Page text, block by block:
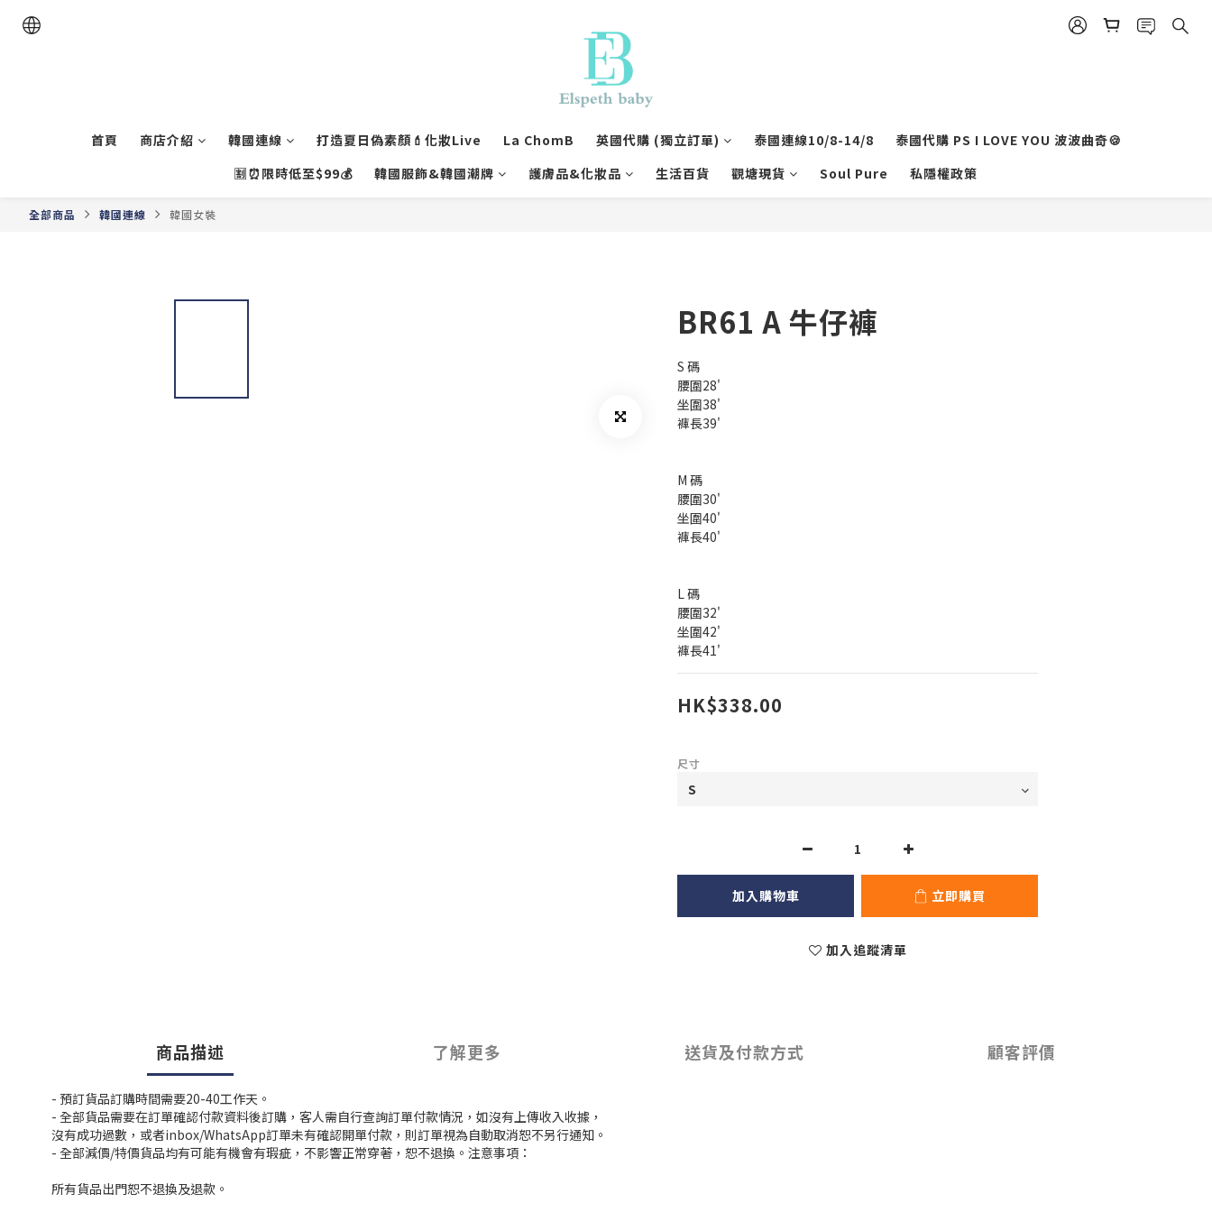
首頁 商店介紹 韓國連線 打造夏日偽素顏💄化妝Live La ChomB 英國代購 (獨立訂單) 泰國連線10/8-14/8
泰國代購 PS I LOVE YOU 波波曲奇🍪
🈹⏰限時低至$99💰
韓國服飾&韓國潮牌 護膚品&化妝品 生活百貨 觀塘現貨 Soul Pure 私隱權政策
全部商品 韓國連線 韓國女裝
BR61 A 牛仔褲
S 碼
腰圍28'
坐圍38'
褲長39'
M 碼
腰圍30'
坐圍40'
褲長40'
L 碼
腰圍32'
坐圍42'
褲長41'
HK$338.00
尺寸
加入購物車 立即購買
加入追蹤清單
商品描述 了解更多 送貨及付款方式 顧客評價
- 預訂貨品訂購時間需要20-40工作天。
- 全部貨品需要在訂單確認付款資料後訂購，客人需自行查詢訂單付款情況，如沒有上傳收入收據，
沒有成功過數，或者inbox/WhatsApp訂單未有確認開單付款，則訂單視為自動取消恕不另行通知。
- 全部減價/特價貨品均有可能有機會有瑕疵，不影響正常穿著，恕不退換。注意事項：
所有貨品出門恕不退換及退款。